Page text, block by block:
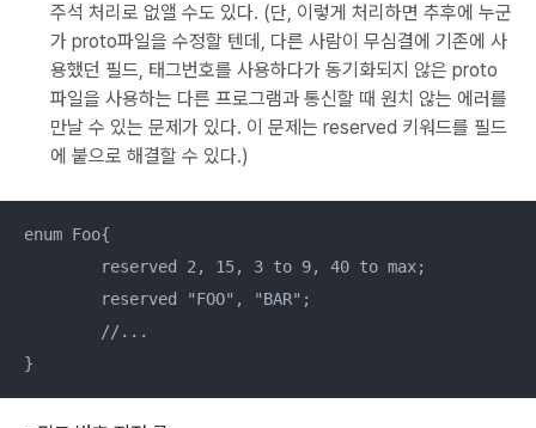
주석 처리로 없앨 수도 있다. (단, 이렇게 처리하면 추후에 누군
가 proto파일을 수정할 텐데, 다른 사람이 무심결에 기존에 사
용했던 필드, 태그번호를 사용하다가 동기화되지 않은 proto
파일을 사용하는 다른 프로그램과 통신할 때 원치 않는 에러를
만날 수 있는 문제가 있다. 이 문제는 reserved 키워드를 필드
에 붙으로 해결할 수 있다.)
enum Foo{
}